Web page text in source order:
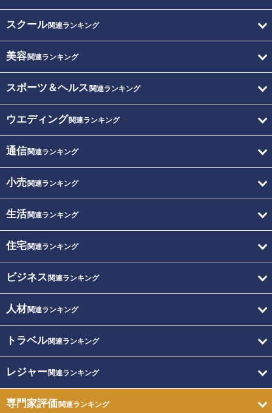
スクール関連ランキング
美容関連ランキング
スポーツ＆ヘルス 関連ランキング
ウエディング関連ランキング
通信関連ランキング
小売関連ランキング
生活関連ランキング
住宅関連ランキング
ビジネス 関連ランキング
人材関連ランキング
トラベル関連ランキング
レジャー関連ランキング
専門家評価関連ランキング